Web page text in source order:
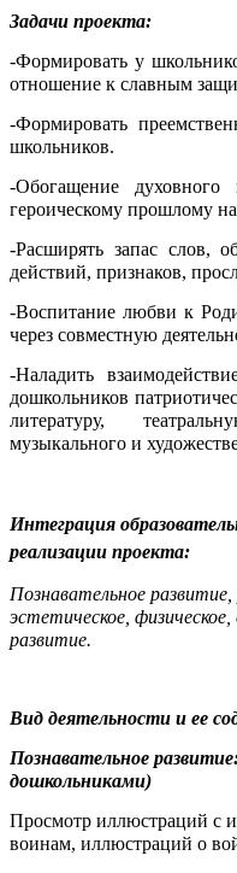
Задачи проекта:
-Формировать у
отношение к славным
-Формировать
школьников.
-Обогащение
героическому прошлому
-Расширять запас слов,
действий, признаков,
-Воспитание любви к
через совместную
-Наладить
дошкольников
литературу,
музыкального и
Интеграция
реализации проекта:
Познавательное
эстетическое,
развитие.
Вид деятельности и ее
Познавательное
дошкольниками)
Просмотр иллюстраций с
воинам, иллюстраций о